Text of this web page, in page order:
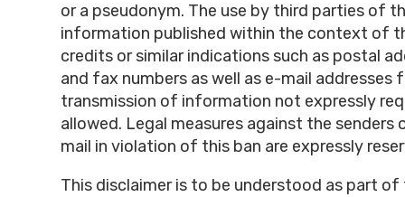
or a pseudonym. The use by third parties of
information published within the context of
credits or similar indications such as postal
and fax numbers as well as e-mail addresses
transmission of information not expressly
allowed. Legal measures against the senders
mail in violation of this ban are expressly
This disclaimer is to be understood as part